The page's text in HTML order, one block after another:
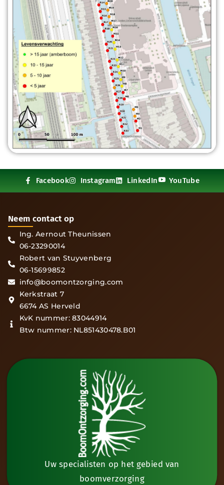
Facebook Instagram LinkedIn YouTube
Neem contact op
Ing. Aernout Theunissen
06-23290014
Robert van Stuyvenberg
06-15699852
info@boomontzorging.com
Kerkstraat 7
6674 AS Herveld
KvK nummer: 83044914
Btw nummer: NL851430478.B01
Uw specialisten op het gebied van
boomverzorging